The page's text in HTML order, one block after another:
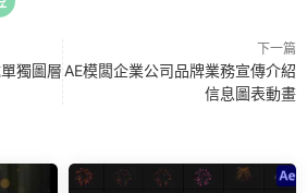
獨圖層
下一篇
AE模闆企業公司品牌業務宣傳介紹
信息圖表動畫